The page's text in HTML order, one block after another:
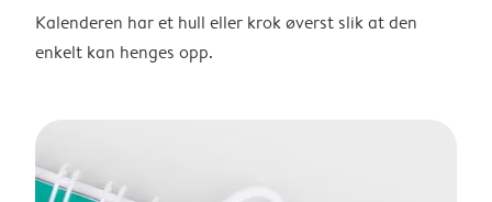
Kalenderen har et hull eller krok øverst slik at den
enkelt kan henges opp.